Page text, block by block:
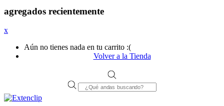
agregados recientemente
x
Aún no tienes nada en tu carrito :(
Volver a la Tienda
Products
search